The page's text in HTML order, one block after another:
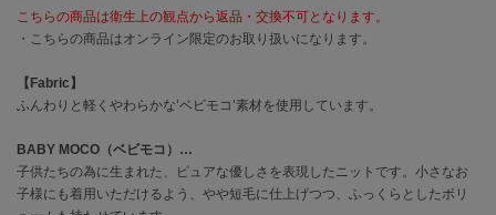
Clarks Premium
クラークス
CODE A
コードエー
コール ハーン
CONVERSE
こちらの商品は衛生上の観点から返品・交換不可となります。
・こちらの商品はオンライン限定のお取り扱いになります。
【Fabric】
ふんわりと軽くやわらかな’ベビモコ’素材を使用しています。
BABY MOCO（ベビモコ）…
子供たちの為に生まれた、ピュアな優しさを表現したニットです。小さなお
子様にも着用いただけるよう、やや短毛に仕上げつつ、ふっくらとしたボリ